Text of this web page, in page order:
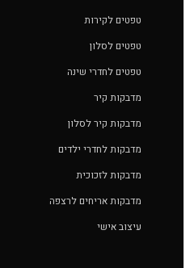
טפטים לקירות
טפטים לסלון
טפטים לחדרי שינה
מדבקות קיר
מדבקות קיר לסלון
מדבקות לחדרי ילדים
מדבקות לזכוכית
מדבקות אריחים לרצפה
עיצוב אישי